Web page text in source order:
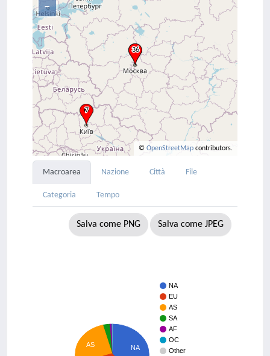
–
© OpenStreetMap contributors.
Macroarea Nazione Città File
Categoria Tempo
Salva come PNG Salva come JPEG
NA
EU
AS
SA
AF
OC
Other
NA
AS